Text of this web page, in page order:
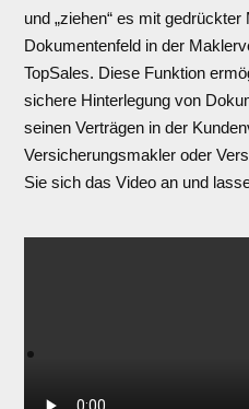
und „ziehen“ es mit
Dokumentenfeld in der
TopSales. Diese Funktion
sichere Hinterlegung von
seinen Verträgen in der
Versicherungsmakler oder
Sie sich das Video an und